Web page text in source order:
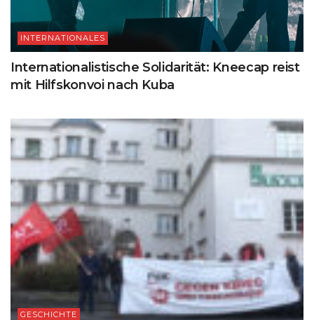
INTERNATIONALES
Internationalistische Solidarität: Kneecap reist
mit Hilfskonvoi nach Kuba
GESCHICHTE